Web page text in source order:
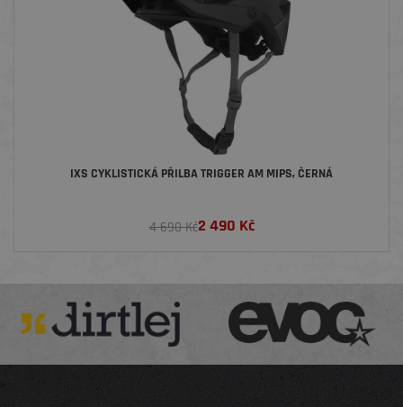
IXS CYKLISTICKÁ PŘILBA TRIGGER AM MIPS, ČERNÁ
4 690 Kč2 490 Kč